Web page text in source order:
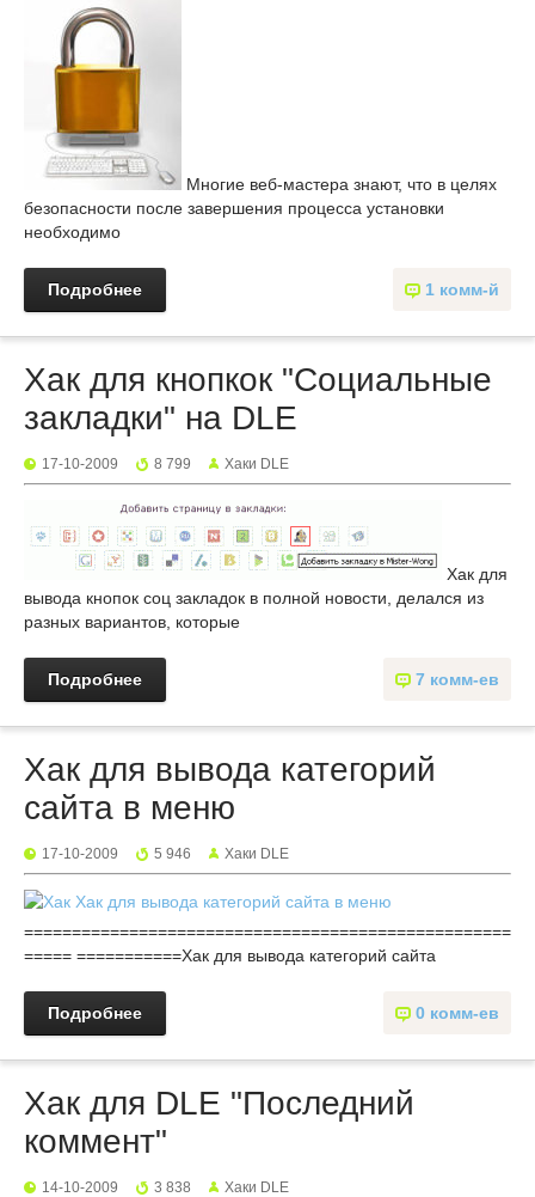
Многие веб-мастера знают, что в целях
безопасности после завершения процесса установки
необходимо
1 комм-й
Подробнее
Хак для кнопкок "Социальные
закладки" на DLE
17-10-2009 8 799 Хаки DLE
Хак для
вывода кнопок соц закладок в полной новости, делался из
разных вариантов, которые
7 комм-ев
Подробнее
Хак для вывода категорий
сайта в меню
17-10-2009 5 946 Хаки DLE
===================================================
===== ===========Хак для вывода категорий сайта
0 комм-ев
Подробнее
Хак для DLE "Последний
коммент"
14-10-2009 3 838 Хаки DLE